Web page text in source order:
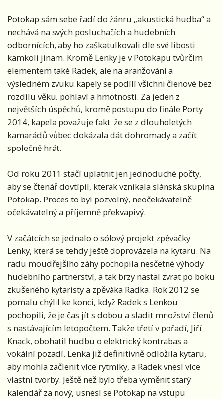
Potokap sám sebe řadí do žánru „akustická hudba“ a
nechává na svých posluchačích a hudebních
odbornících, aby ho zaškatulkovali dle své libosti
kamkoli jinam. Kromě Lenky je v Potokapu tvůrčím
elementem také Radek, ale na aranžování a
výsledném zvuku kapely se podílí všichni členové bez
rozdílu věku, pohlaví a hmotnosti. Za jeden z
největších úspěchů, kromě postupu do finále Porty
2014, kapela považuje fakt, že se z dlouholetých
kamarádů vůbec dokázala dát dohromady a začít
společně hrát.
Od roku 2011 stačí uplatnit jen jednoduché počty,
aby se čtenář dovtípil, kterak vznikala slánská skupina
Potokap. Proces to byl pozvolný, neočekávatelně
očekávatelný a příjemně překvapivý.
V začátcích se jednalo o sólový projekt zpěvačky
Lenky, která se tehdy ještě doprovázela na kytaru. Na
radu moudřejšího záhy pochopila nesčetné výhody
hudebního partnerství, a tak brzy nastal zvrat po boku
zkušeného kytaristy a zpěváka Radka. Rok 2012 se
pomalu chýlil ke konci, když Radek s Lenkou
pochopili, že je čas jít s dobou a sladit množství členů
s nastávajícím letopočtem. Takže třetí v pořadí, Jiří
Knack, obohatil hudbu o elektrický kontrabas a
vokální pozadí. Lenka již definitivně odložila kytaru,
aby mohla začlenit více rytmiky, a Radek vnesl více
vlastní tvorby. Ještě než bylo třeba vyměnit starý
kalendář za nový, usnesl se Potokap na vstupu